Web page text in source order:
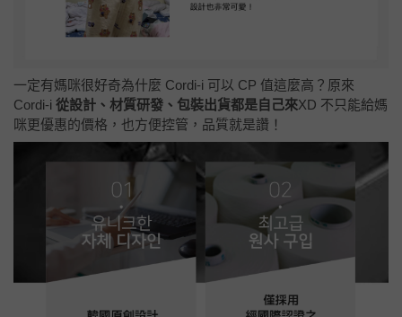
一定有媽咪很好奇為什麼 Cordi-i 可以 CP 值這麼高？原來
Cordi-i 從設計、材質研發、包裝出貨都是自己來XD 不只能給媽
咪更優惠的價格，也方便控管，品質就是讚！